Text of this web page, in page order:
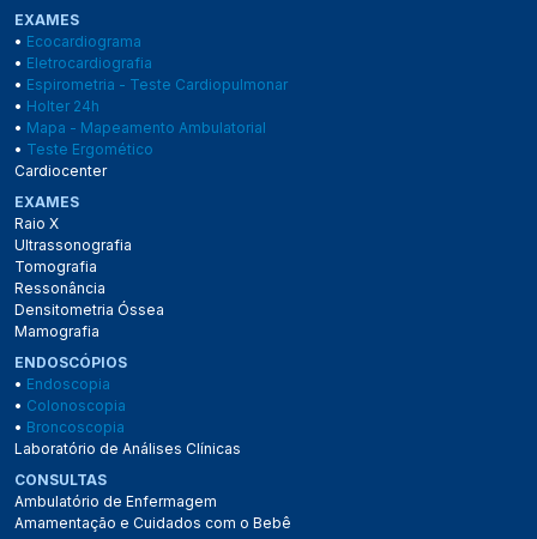
EXAMES
• Ecocardiograma
• Eletrocardiografia
• Espirometria - Teste Cardiopulmonar
• Holter 24h
• Mapa - Mapeamento Ambulatorial
• Teste Ergomético
Cardiocenter
EXAMES
Raio X
Ultrassonografia
Tomografia
Ressonância
Densitometria Óssea
Mamografia
ENDOSCÓPIOS
• Endoscopia
• Colonoscopia
• Broncoscopia
Laboratório de Análises Clínicas
CONSULTAS
Ambulatório de Enfermagem
Amamentação e Cuidados com o Bebê